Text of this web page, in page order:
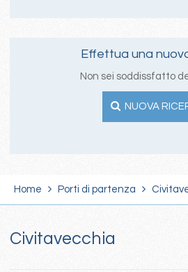
Effettua una
Non sei soddissfatto
NUOVA
Home Porti di partenza
Civitavecchia